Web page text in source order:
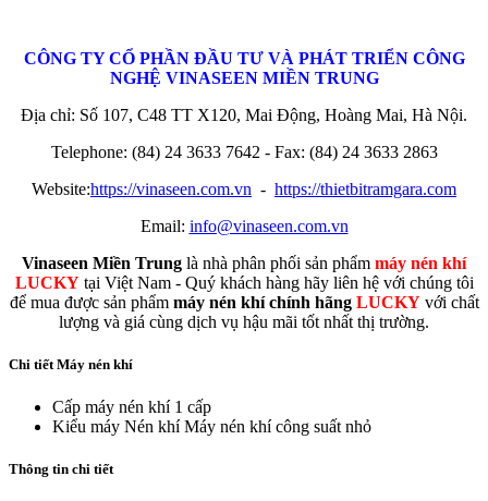
CÔNG TY CỔ PHẦN ĐẦU TƯ VÀ PHÁT TRIỂN CÔNG
NGHỆ VINASEEN MIỀN TRUNG
Địa chỉ: Số 107, C48 TT X120, Mai Động, Hoàng Mai, Hà Nội.
Telephone: (84) 24 3633 7642 - Fax: (84) 24 3633 2863
Website:https://vinaseen.com.vn - https://thietbitramgara.com
Email: info@vinaseen.com.vn
Vinaseen Miền Trung là nhà phân phối sản phẩm máy nén khí
LUCKYtại Việt Nam - Quý khách hàng hãy liên hệ với chúng tôi
để mua được sản phẩm máy nén khí chính hãng LUCKYvới chất
lượng và giá cùng dịch vụ hậu mãi tốt nhất thị trường.
Chi tiết Máy nén khí
Cấp máy nén khí 1 cấp
Kiểu máy Nén khí Máy nén khí công suất nhỏ
Thông tin chi tiết